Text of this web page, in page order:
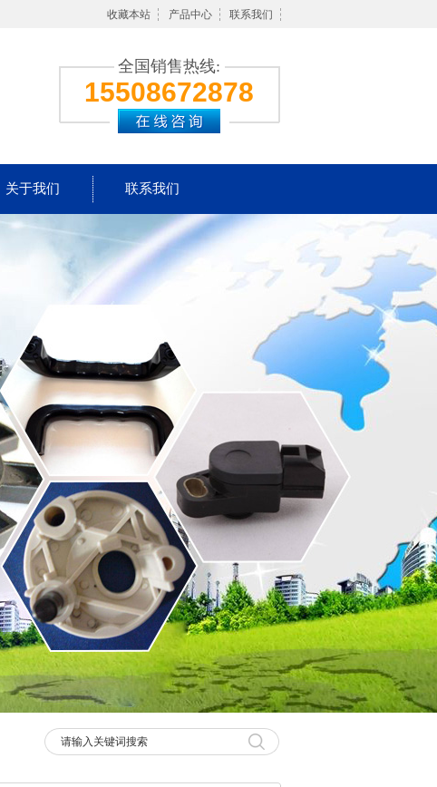
收藏本站 产品中心 联系我们
全国销售热线:
15508672878
关于我们 联系我们